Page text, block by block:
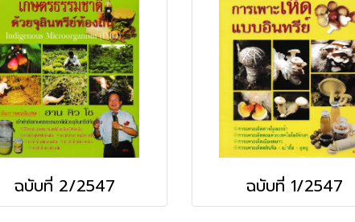
ฉบับที่ 2/2547 ฉบับที่ 1/2547